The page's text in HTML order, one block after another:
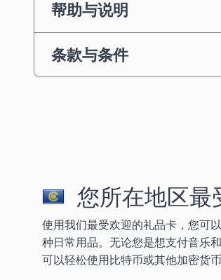
帮助与说明
条款与条件
您所在地区最
使用我们最受欢迎的礼品卡，您可
种日常用品。无论您是想支付音乐
可以轻松使用比特币或其他加密货